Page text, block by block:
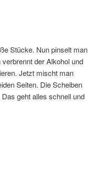
Stücke. Nun pinselt man
der Alkohol und
Jetzt mischt man
Seiten. Die Scheiben
geht alles schnell und